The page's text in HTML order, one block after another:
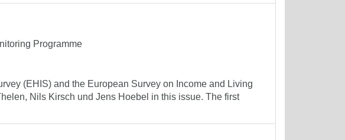
Programme
(EHIS) and the European Survey on Income and Living
Nils Kirsch und Jens Hoebel in this issue. The first